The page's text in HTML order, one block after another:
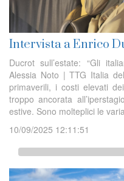
Intervista a Enrico
Ducrot sull’estate: “Gli
Alessia Noto | TTG Italia
primaverili, i costi elevati
troppo ancorata
estive. Sono molteplici le
10/09/2025 12:11:51